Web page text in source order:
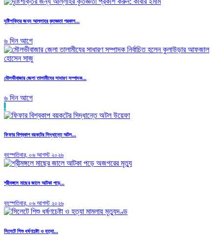
দৃষ্টিশক্তির জন্য আল্লাহর কৃতজ্ঞতা প্রকাশ...
৬ দিন আগে
মৌলভীবাজার জেলা তালামীযের সাধারণ সম্পাদক...
৬ দিন আগে
.
ফিফার বিশ্বকাপ বয়কটের সিদ্ধান্তে অটল...
বৃহস্পতিবার, ০৬ আগস্ট ২০২৬
শ্রীমঙ্গলে মাছের জালে আটকা পড়ে...
বৃহস্পতিবার, ০৬ আগস্ট ২০২৬
সিলেটে শিশু ধর্ষণচেষ্টা ও হত্যা...